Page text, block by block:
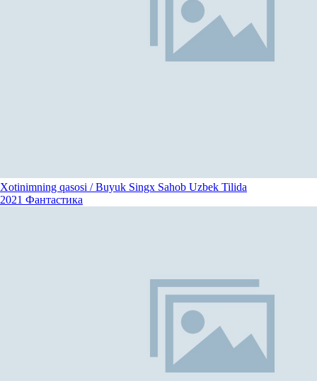
Xotinimning qasosi / Buyuk Singx Sahob Uzbek Tilida
2021 Фантастика